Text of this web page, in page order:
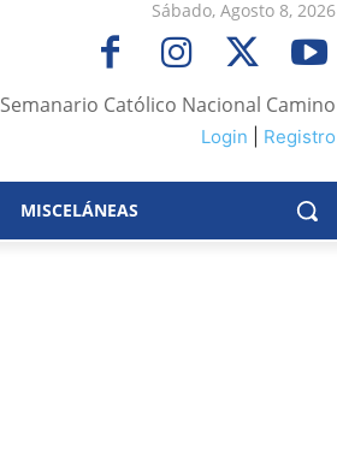
Sábado, Agosto 8, 2026
Semanario Católico Nacional Camino
Login Registro
MISCELÁNEAS